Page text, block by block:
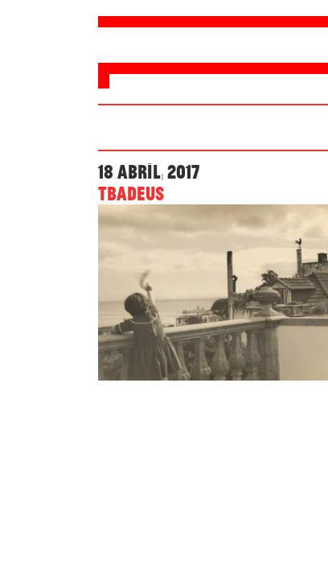
18 ABRIL, 2017
TBADEUS